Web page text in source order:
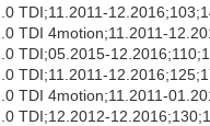
TDI;11.2011-
TDI 4motion;11.2011-
TDI;05.2015-
TDI;11.2011-
TDI 4motion;11.2011-
TDI;12.2012-